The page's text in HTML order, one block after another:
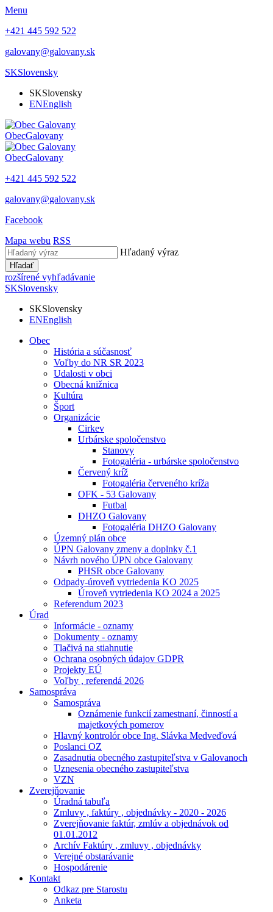
Menu
+421 445 592 522
galovany@galovany.sk
SKSlovensky
SKSlovensky
ENEnglish
ObecGalovany
ObecGalovany
+421 445 592 522
galovany@galovany.sk
Facebook
Mapa webu RSS
Hľadaný výraz
Hľadať
rozšírené vyhľadávanie
SKSlovensky
SKSlovensky
ENEnglish
Obec
História a súčasnosť
Voľby do NR SR 2023
Udalosti v obci
Obecná knižnica
Kultúra
Šport
Organizácie
Cirkev
Urbárske spoločenstvo
Stanovy
Fotogaléria - urbárske spoločenstvo
Červený kríž
Fotogaléria červeného kríža
OFK - 53 Galovany
Futbal
DHZO Galovany
Fotogaléria DHZO Galovany
Územný plán obce
ÚPN Galovany zmeny a doplnky č.1
Návrh nového ÚPN obce Galovany
PHSR obce Galovany
Odpady-úroveň vytriedenia KO 2025
Úroveň vytriedenia KO 2024 a 2025
Referendum 2023
Úrad
Informácie - oznamy
Dokumenty - oznamy
Tlačivá na stiahnutie
Ochrana osobných údajov GDPR
Projekty EÚ
Voľby , referendá 2026
Samospráva
Samospráva
Oznámenie funkcií zamestnaní, činností a
majetkových pomerov
Hlavný kontrolór obce Ing. Slávka Medveďová
Poslanci OZ
Zasadnutia obecného zastupiteľstva v Galovanoch
Uznesenia obecného zastupiteľstva
VZN
Zverejňovanie
Úradná tabuľa
Zmluvy , faktúry , objednávky - 2020 - 2026
Zverejňovanie faktúr, zmlúv a objednávok od
01.01.2012
Archív Faktúry , zmluvy , objednávky
Verejné obstarávanie
Hospodárenie
Kontakt
Odkaz pre Starostu
Anketa